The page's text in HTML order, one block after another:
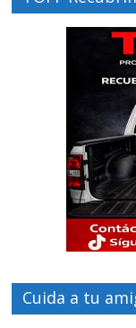
Cuida a tu